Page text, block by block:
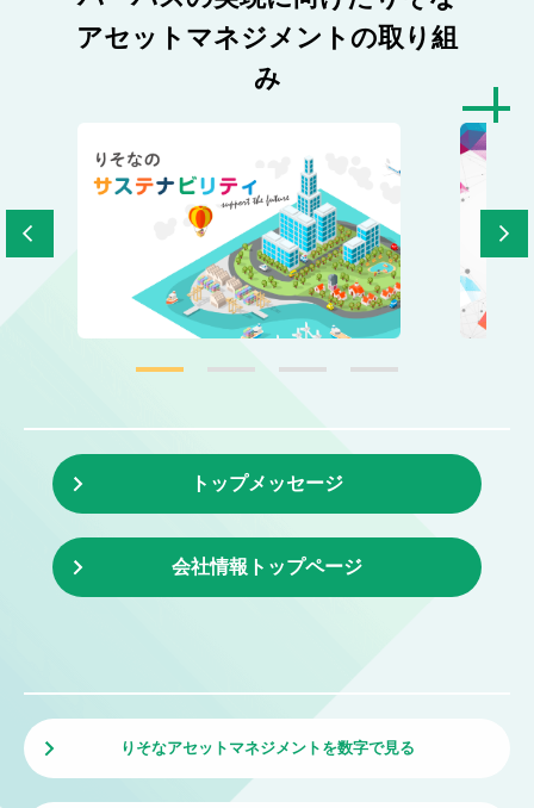
アセットマネジメントの取り組
み
トップメッセージ
会社情報トップページ
りそなアセットマネジメントを数字で見る